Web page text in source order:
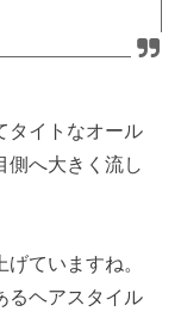
タイトなオール
側へ大きく流し
ていますね。
るヘアスタイル